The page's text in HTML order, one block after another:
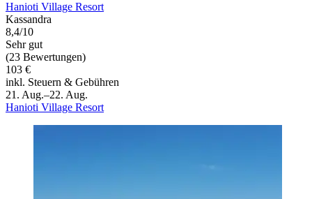
Hanioti Village Resort
Kassandra
8,4/10
Sehr gut
(23 Bewertungen)
103 €
inkl. Steuern & Gebühren
21. Aug.–22. Aug.
Hanioti Village Resort